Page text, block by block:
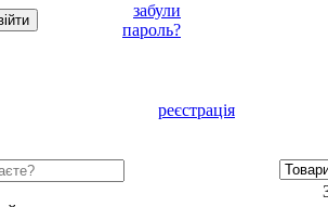
забули
пароль?
реєстрація